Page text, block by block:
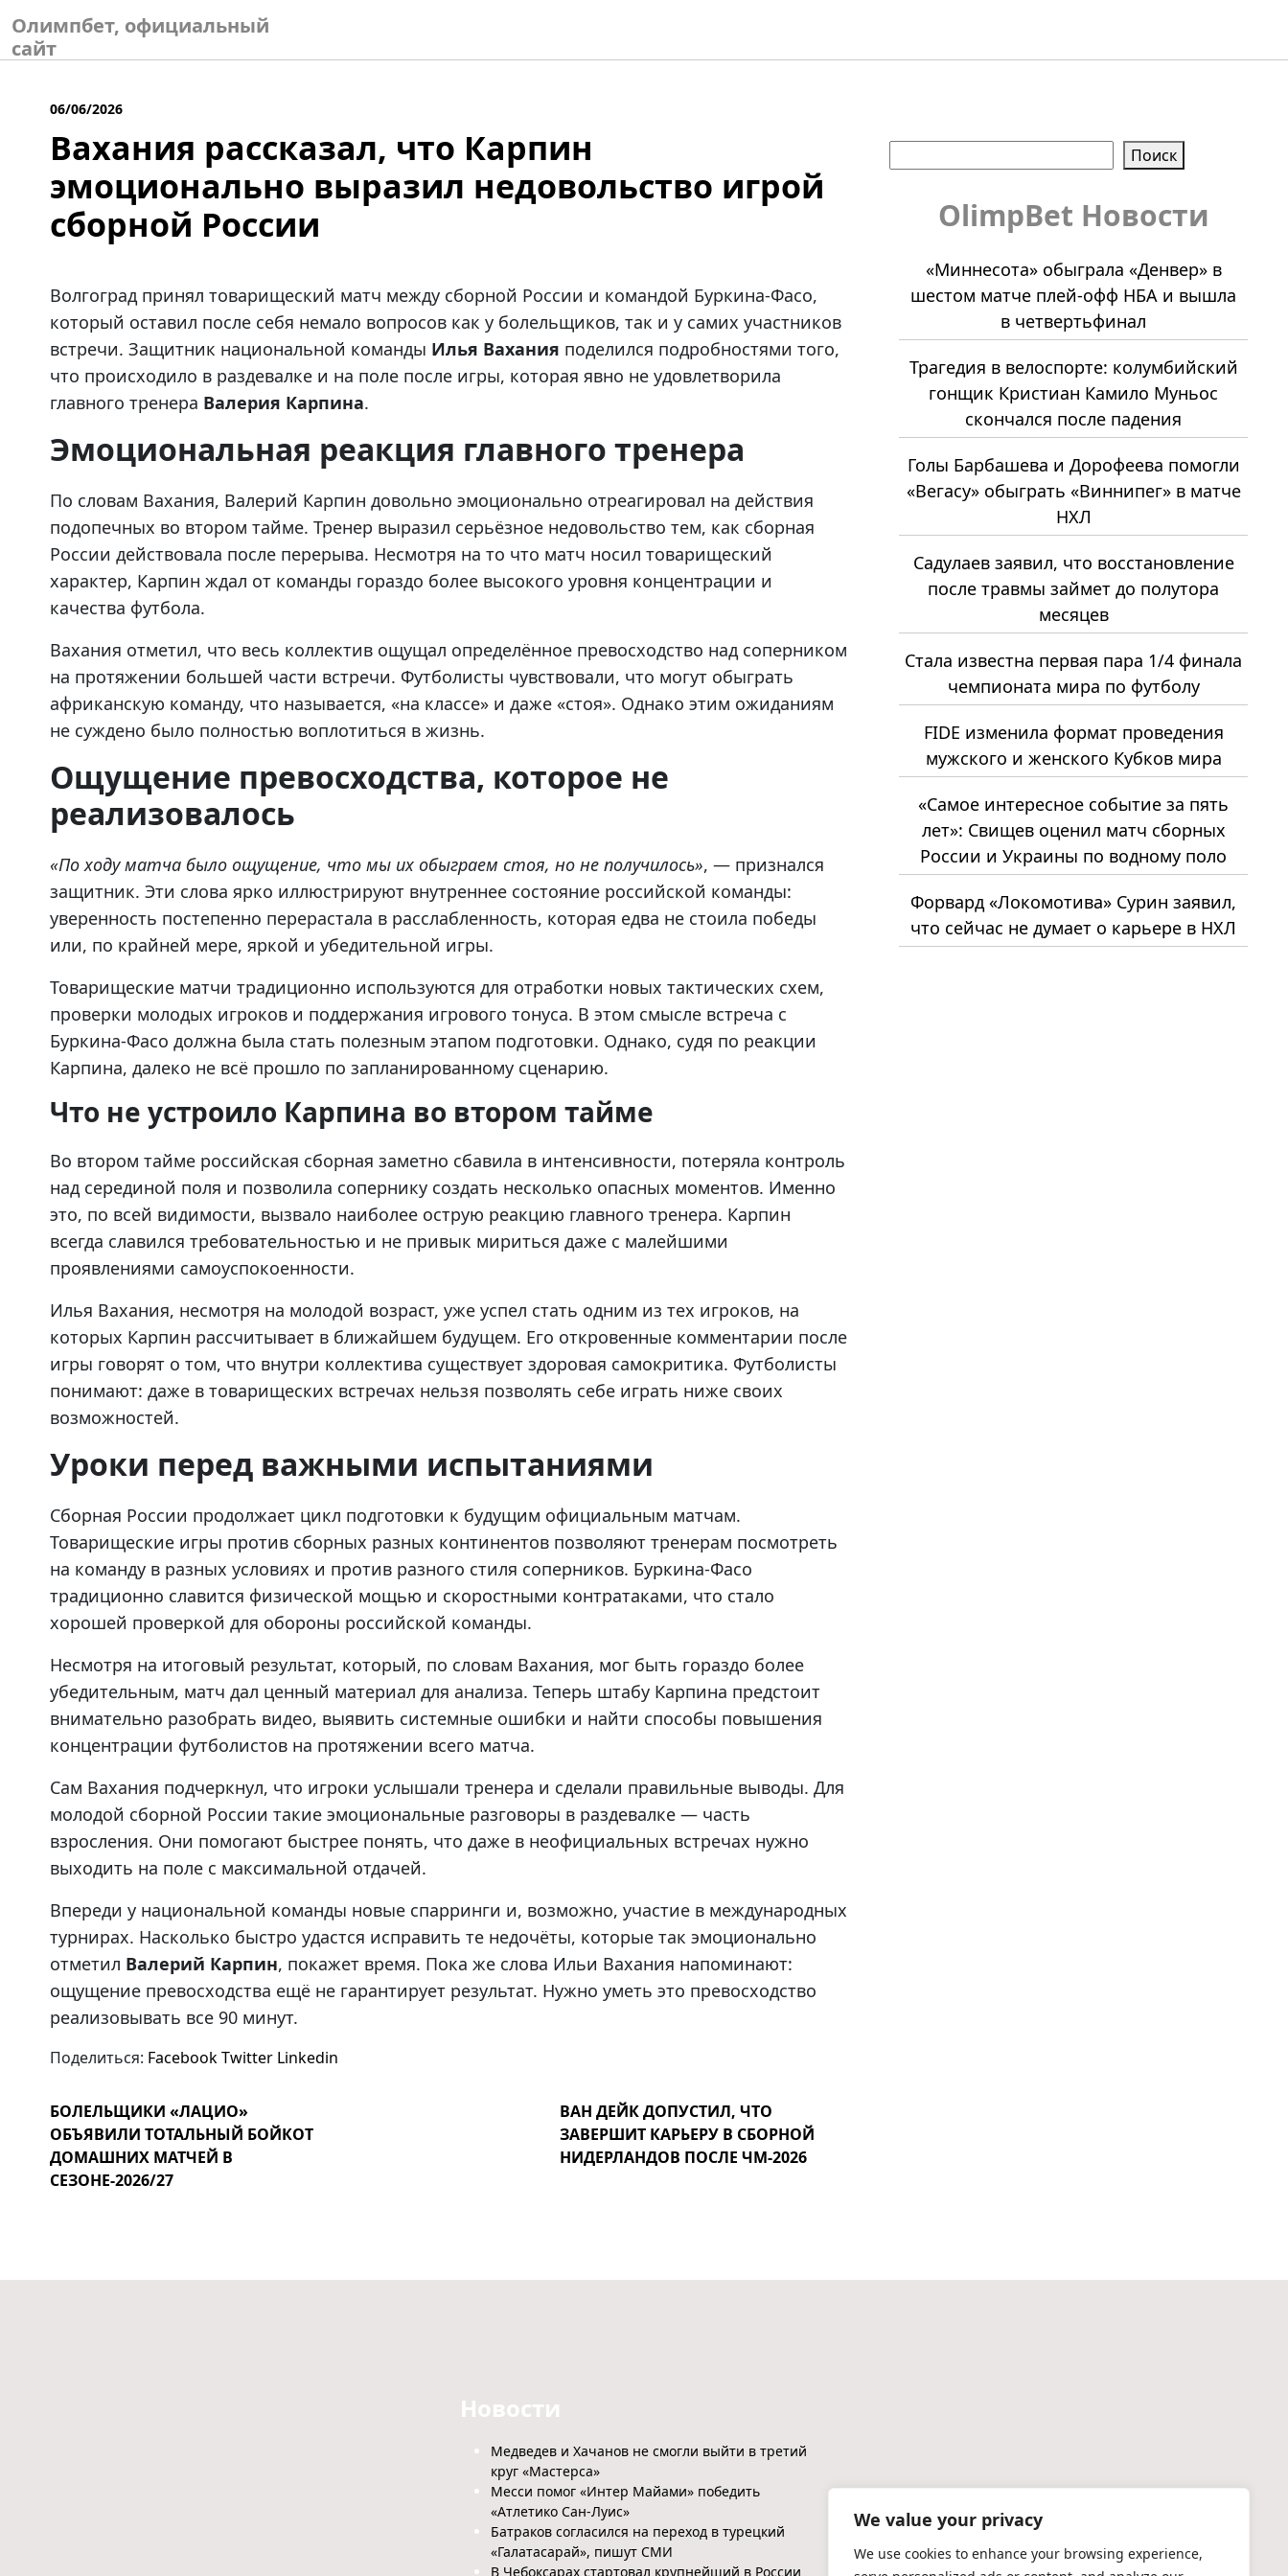
We value your privacy
We use cookies to enhance your browsing experience,
to
content
Олимпбет, официальный
сайт
06/06/2026
Вахания рассказал, что Карпин
эмоционально выразил недовольство игрой
сборной России
Волгоград принял товарищеский матч между сборной России и командой Буркина-Фасо,
который оставил после себя немало вопросов как у болельщиков, так и у самих участников
встречи. Защитник национальной команды Илья Вахания поделился подробностями того,
что происходило в раздевалке и на поле после игры, которая явно не удовлетворила
главного тренера Валерия Карпина.
Эмоциональная реакция главного тренера
По словам Вахания, Валерий Карпин довольно эмоционально отреагировал на действия
подопечных во втором тайме. Тренер выразил серьёзное недовольство тем, как сборная
России действовала после перерыва. Несмотря на то что матч носил товарищеский
характер, Карпин ждал от команды гораздо более высокого уровня концентрации и
качества футбола.
Вахания отметил, что весь коллектив ощущал определённое превосходство над соперником
на протяжении большей части встречи. Футболисты чувствовали, что могут обыграть
африканскую команду, что называется, «на классе» и даже «стоя». Однако этим ожиданиям
не суждено было полностью воплотиться в жизнь.
Ощущение превосходства, которое не
реализовалось
«По ходу матча было ощущение, что мы их обыграем стоя, но не получилось», — признался
защитник. Эти слова ярко иллюстрируют внутреннее состояние российской команды:
уверенность постепенно перерастала в расслабленность, которая едва не стоила победы
или, по крайней мере, яркой и убедительной игры.
Товарищеские матчи традиционно используются для отработки новых тактических схем,
проверки молодых игроков и поддержания игрового тонуса. В этом смысле встреча с
Буркина-Фасо должна была стать полезным этапом подготовки. Однако, судя по реакции
Карпина, далеко не всё прошло по запланированному сценарию.
Что не устроило Карпина во втором тайме
Во втором тайме российская сборная заметно сбавила в интенсивности, потеряла контроль
над серединой поля и позволила сопернику создать несколько опасных моментов. Именно
это, по всей видимости, вызвало наиболее острую реакцию главного тренера. Карпин
всегда славился требовательностью и не привык мириться даже с малейшими
проявлениями самоуспокоенности.
Илья Вахания, несмотря на молодой возраст, уже успел стать одним из тех игроков, на
которых Карпин рассчитывает в ближайшем будущем. Его откровенные комментарии после
игры говорят о том, что внутри коллектива существует здоровая самокритика. Футболисты
понимают: даже в товарищеских встречах нельзя позволять себе играть ниже своих
возможностей.
Уроки перед важными испытаниями
Сборная России продолжает цикл подготовки к будущим официальным матчам.
Товарищеские игры против сборных разных континентов позволяют тренерам посмотреть
на команду в разных условиях и против разного стиля соперников. Буркина-Фасо
традиционно славится физической мощью и скоростными контратаками, что стало
хорошей проверкой для обороны российской команды.
Несмотря на итоговый результат, который, по словам Вахания, мог быть гораздо более
убедительным, матч дал ценный материал для анализа. Теперь штабу Карпина предстоит
внимательно разобрать видео, выявить системные ошибки и найти способы повышения
концентрации футболистов на протяжении всего матча.
Сам Вахания подчеркнул, что игроки услышали тренера и сделали правильные выводы. Для
молодой сборной России такие эмоциональные разговоры в раздевалке — часть
взросления. Они помогают быстрее понять, что даже в неофициальных встречах нужно
выходить на поле с максимальной отдачей.
Впереди у национальной команды новые спарринги и, возможно, участие в международных
турнирах. Насколько быстро удастся исправить те недочёты, которые так эмоционально
отметил Валерий Карпин, покажет время. Пока же слова Ильи Вахания напоминают:
ощущение превосходства ещё не гарантирует результат. Нужно уметь это превосходство
реализовывать все 90 минут.
Поделиться: FacebookTwitter Linkedin
БОЛЕЛЬЩИКИ «ЛАЦИО»
ОБЪЯВИЛИ ТОТАЛЬНЫЙ БОЙКОТ
ДОМАШНИХ МАТЧЕЙ В
СЕЗОНЕ-2026/27
ВАН ДЕЙК ДОПУСТИЛ, ЧТО
ЗАВЕРШИТ КАРЬЕРУ В СБОРНОЙ
НИДЕРЛАНДОВ ПОСЛЕ ЧМ-2026
Поиск
OlimpBet Новости
«Миннесота» обыграла «Денвер» в
шестом матче плей-офф НБА и вышла
в четвертьфинал
Трагедия в велоспорте: колумбийский
гонщик Кристиан Камило Муньос
скончался после падения
Голы Барбашева и Дорофеева помогли
«Вегасу» обыграть «Виннипег» в матче
НХЛ
Садулаев заявил, что восстановление
после травмы займет до полутора
месяцев
Стала известна первая пара 1/4 финала
чемпионата мира по футболу
FIDE изменила формат проведения
мужского и женского Кубков мира
«Самое интересное событие за пять
лет»: Свищев оценил матч сборных
России и Украины по водному поло
Форвард «Локомотива» Сурин заявил,
что сейчас не думает о карьере в НХЛ
Новости
Медведев и Хачанов не смогли выйти в третий
круг «Мастерса»
Месси помог «Интер Майами» победить
«Атлетико Сан-Луис»
Батраков согласился на переход в турецкий
«Галатасарай», пишут СМИ
В Чебоксарах стартовал крупнейший в России